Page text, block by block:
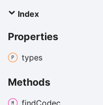
Index
Properties
types
Methods